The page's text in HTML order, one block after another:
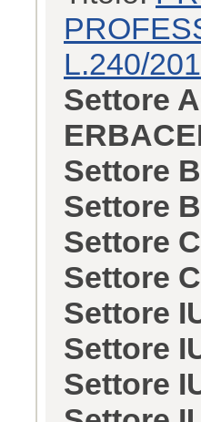
L.240/
Settore
Settore
Settore
Settore
Settore
Settore
Settore
Settore